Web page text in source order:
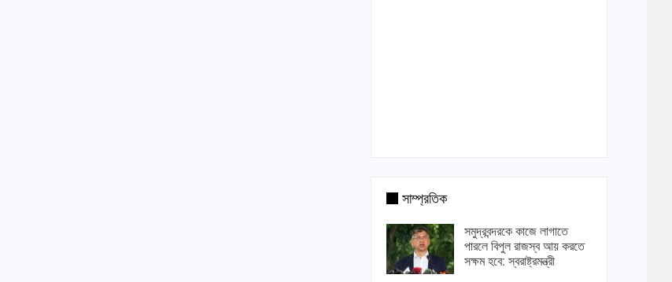
সাম্প্রতিক
সমুদ্রবন্দরকে কাজে লাগাতে
পারলে বিপুল রাজস্ব আয় করতে
সক্ষম হবে: স্বরাষ্ট্রমন্ত্রী